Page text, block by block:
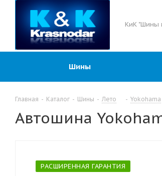
КиК "Шины
Шины
Главная - Каталог - Шины - Лето - Yokohama
Автошина
РАСШИРЕННАЯ ГАРАНТИЯ